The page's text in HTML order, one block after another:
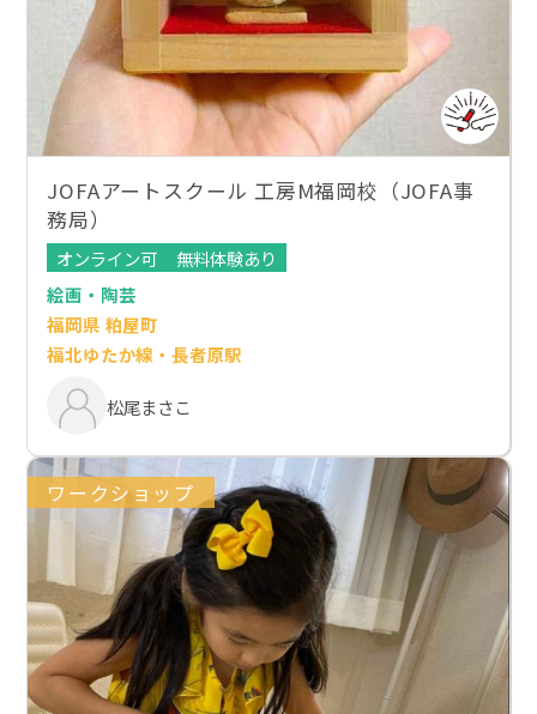
JOFAアートスクール 工房M福岡校（JOFA事
務局）
オンライン可
無料体験あり
絵画・陶芸
福岡県 粕屋町
福北ゆたか線・長者原駅
松尾まさこ
ワークショップ